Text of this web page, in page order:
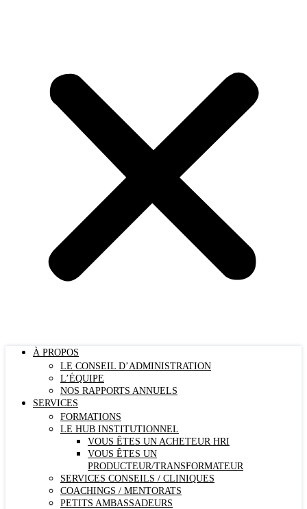
À PROPOS
LE CONSEIL D’ADMINISTRATION
L’ÉQUIPE
NOS RAPPORTS ANNUELS
SERVICES
FORMATIONS
LE HUB INSTITUTIONNEL
VOUS ÊTES UN ACHETEUR HRI
VOUS ÊTES UN
PRODUCTEUR/TRANSFORMATEUR
SERVICES CONSEILS / CLINIQUES
COACHINGS / MENTORATS
PETITS AMBASSADEURS